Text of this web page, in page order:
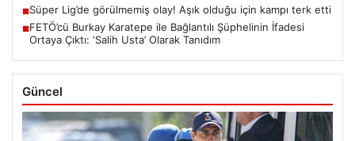
■Süper Lig’de görülmemiş olay! Aşık olduğu için kampı terk etti
■FETÖ’cü Burkay Karatepe ile Bağlantılı Şüphelinin İfadesi
Ortaya Çıktı: ‘Salih Usta’ Olarak Tanıdım
Güncel